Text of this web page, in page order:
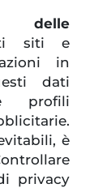
delle
siti e
in
dati
profili
è
privacy